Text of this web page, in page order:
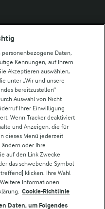
personenbezogene Daten,
Kennungen, auf Ihrem
Akzeptieren auswählen,
unter „Wir und unsere
bereitzustellen“
Auswahl von Nicht
Ihrer Einwilligung
Wenn Tracker deaktiviert
und Anzeigen, die für
dieses Menü jederzeit
oder Ihre
auf den Link Zwecke
das schwebende Symbol
klicken. Ihre Wahl
Informationen
Cookie-Richtlinie
Daten, um Folgendes